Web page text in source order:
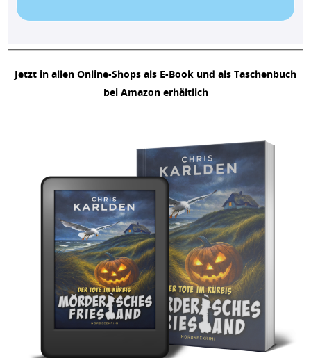
Jetzt in allen Online-Shops als E-Book und als Taschenbuch
bei Amazon erhältlich